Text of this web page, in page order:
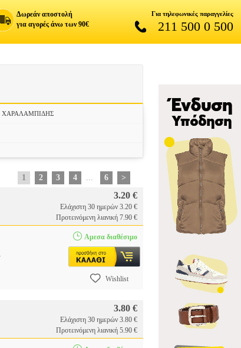
Δωρεάν αποστολή
για αγορές άνω των 90€
Για τηλεφωνικές παραγγελίες
211 500 0 500
ΧΑΡΑΛΑΜΠΙΔΗΣ
1 2 3 4 ... 6
>
3.20 €
Ελάχιστη 30 ημερών 3.20 €
Προτεινόμενη λιανική 7.90 €
Αμεσα διαθέσιμο
Wishlist
3.80 €
Ελάχιστη 30 ημερών 3.80 €
Προτεινόμενη λιανική 5.90 €